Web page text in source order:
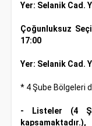
Yer: Selanik Cad.
Çoğunluksuz
17:00
Yer: Selanik Cad.
* 4 Şube Bölgeleri
- Listeler (4